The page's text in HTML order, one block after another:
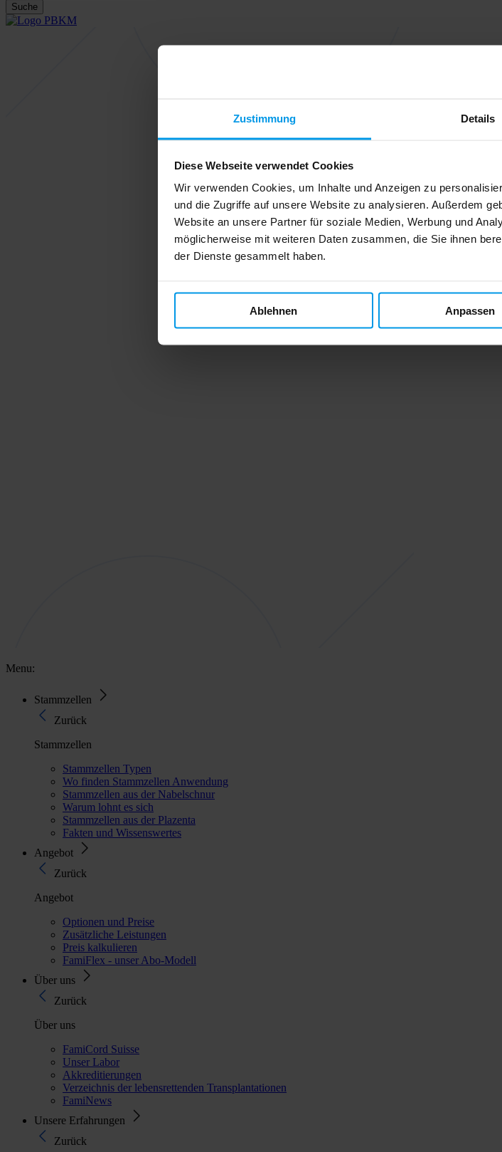
Zustimmung Details
Diese Webseite verwendet Cookies
Wir verwenden Cookies, um Inhalte und Anzeigen zu
und die Zugriffe auf unsere Website zu analysieren. Außerdem
Website an unsere Partner für soziale Medien, Werbung und
möglicherweise mit weiteren Daten zusammen, die Sie ihnen
der Dienste gesammelt haben.
Ablehnen Anpassen
Suche
Menu:
Stammzellen
Zurück
Stammzellen
Stammzellen Typen
Wo finden Stammzellen Anwendung
Stammzellen aus der Nabelschnur
Warum lohnt es sich
Stammzellen aus der Plazenta
Fakten und Wissenswertes
Angebot
Zurück
Angebot
Optionen und Preise
Zusätzliche Leistungen
Preis kalkulieren
FamiFlex - unser Abo-Modell
Über uns
Zurück
Über uns
FamiCord Suisse
Unser Labor
Akkreditierungen
Verzeichnis der lebensrettenden Transplantationen
FamiNews
Unsere Erfahrungen
Zurück